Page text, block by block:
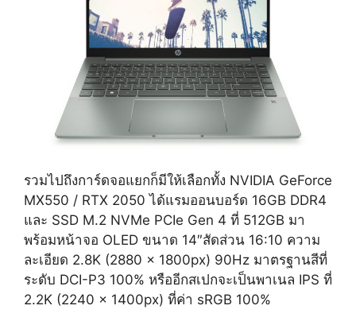
รวมไปถึงการ์ดจอแยกก็มีให้เลือกทั้ง NVIDIA GeForce
MX550 / RTX 2050 ได้แรมออนบอร์ด 16GB DDR4
และ SSD M.2 NVMe PCIe Gen 4 ที่ 512GB มา
พร้อมหน้าจอ OLED ขนาด 14″สัดส่วน 16:10 ความ
ละเอียด 2.8K (2880 x 1800px) 90Hz มาตรฐานสีที่
ระดับ DCI-P3 100% หรืออีกสเปกจะเป็นพาเนล IPS ที่
2.2K (2240 x 1400px) ที่ค่า sRGB 100%